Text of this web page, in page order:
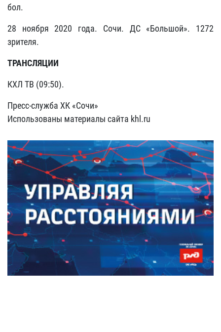
бол.
28 ноября 2020 года. Сочи. ДС «Большой». 1272
зрителя.
ТРАНСЛЯЦИИ
КХЛ ТВ (09:50).
Пресс-служба ХК «Сочи»
Использованы материалы сайта khl.ru